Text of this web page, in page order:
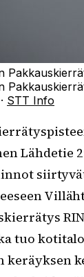
· STT Info
Lähdetie
tuo
keräyksen